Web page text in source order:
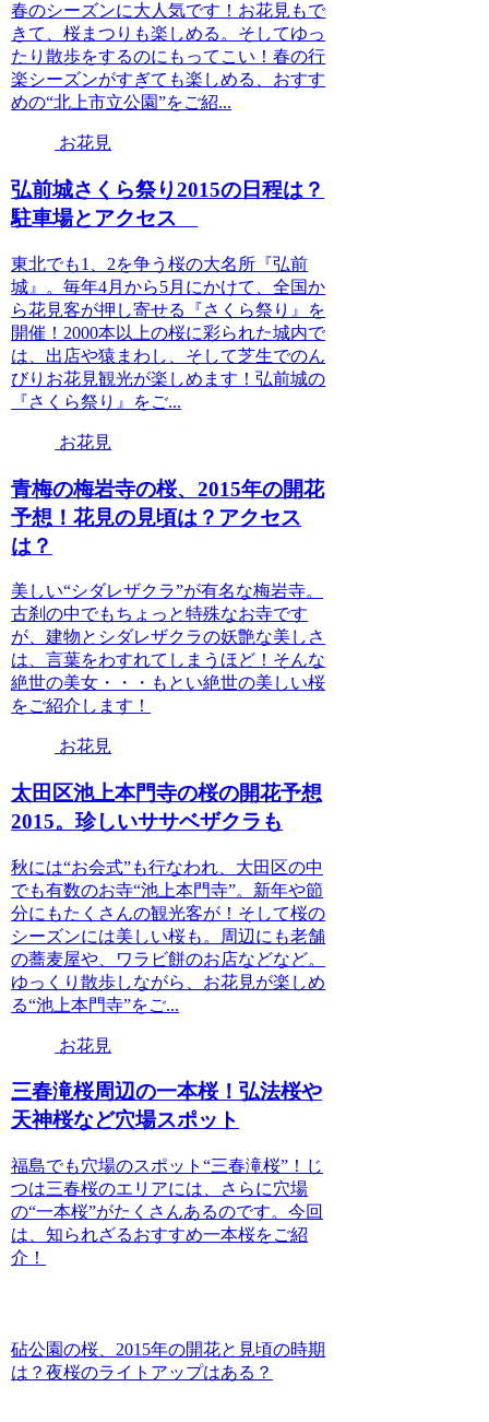
春のシーズンに大人気です！お花見もで
きて、桜まつりも楽しめる。そしてゆっ
たり散歩をするのにもってこい！春の行
楽シーズンがすぎても楽しめる、おすす
めの“北上市立公園”をご紹...
お花見
弘前城さくら祭り2015の日程は？
駐車場とアクセス
東北でも1、2を争う桜の大名所『弘前
城』。毎年4月から5月にかけて、全国か
ら花見客が押し寄せる『さくら祭り』を
開催！2000本以上の桜に彩られた城内で
は、出店や猿まわし、そして芝生でのん
びりお花見観光が楽しめます！弘前城の
『さくら祭り』をご...
お花見
青梅の梅岩寺の桜、2015年の開花
予想！花見の見頃は？アクセス
は？
美しい“シダレザクラ”が有名な梅岩寺。
古刹の中でもちょっと特殊なお寺です
が、建物とシダレザクラの妖艶な美しさ
は、言葉をわすれてしまうほど！そんな
絶世の美女・・・もとい絶世の美しい桜
をご紹介します！
お花見
太田区池上本門寺の桜の開花予想
2015。珍しいササベザクラも
秋には“お会式”も行なわれ、大田区の中
でも有数のお寺“池上本門寺”。新年や節
分にもたくさんの観光客が！そして桜の
シーズンには美しい桜も。周辺にも老舗
の蕎麦屋や、ワラビ餅のお店などなど。
ゆっくり散歩しながら、お花見が楽しめ
る“池上本門寺”をご...
お花見
三春滝桜周辺の一本桜！弘法桜や
天神桜など穴場スポット
福島でも穴場のスポット“三春滝桜”！じ
つは三春桜のエリアには、さらに穴場
の“一本桜”がたくさんあるのです。今回
は、知られざるおすすめ一本桜をご紹
介！
砧公園の桜、2015年の開花と見頃の時期
は？夜桜のライトアップはある？